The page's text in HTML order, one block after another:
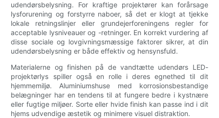
udendørsbelysning. For kraftige projektører kan forårsage
lysforurening og forstyrre naboer, så det er klogt at tjekke
lokale retningslinjer eller grundejerforeningens regler for
acceptable lysniveauer og -retninger. En korrekt vurdering af
disse sociale og lovgivningsmæssige faktorer sikrer, at din
udendørsbelysning er både effektiv og hensynsfuld.
Materialerne og finishen på de vandtætte udendørs LED-
projektørlys spiller også en rolle i deres egnethed til dit
hjemmemiljø. Aluminiumshuse med korrosionsbestandige
belægninger har en tendens til at fungere bedre i kystnære
eller fugtige miljøer. Sorte eller hvide finish kan passe ind i dit
hjems udvendige æstetik og minimere visuel distraktion.